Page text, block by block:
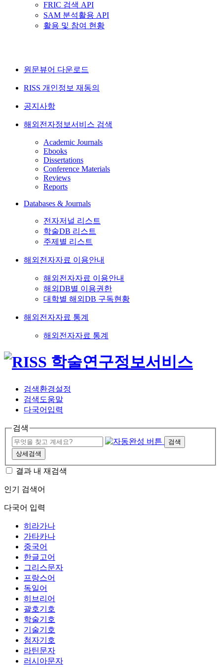
FRIC 검색 API
SAM 분석활용 API
활용 및 참여 현황
원문뷰어 다운로드
RISS 개인정보 재동의
공지사항
해외전자정보서비스 검색
Academic Journals
Ebooks
Dissertations
Conference Materials
Reviews
Reports
Databases & Journals
전자저널 리스트
학술DB 리스트
주제별 리스트
해외전자자료 이용안내
해외전자자료 이용안내
해외DB별 이용권한
대학별 해외DB 구독현황
해외전자자료 통계
해외전자자료 통계
검색환경설정
검색도움말
다국어입력
검색
검색
상세검색
결과 내 재검색
인기 검색어
다국어 입력
히라가나
가타카나
중국어
한글고어
그리스문자
프랑스어
독일어
히브리어
괄호기호
학술기호
기술기호
첨자기호
라틴문자
러시아문자